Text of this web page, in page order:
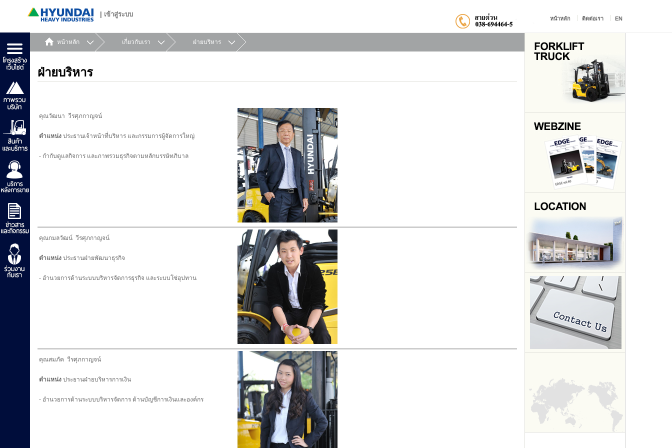
เข้าสู่ระบบ
หน้าหลัก ติดต่อเรา EN
หน้าหลัก เกี่ยวกับเรา ฝ่ายบริหาร
ฝ่ายบริหาร
คุณวัฒนา วีรศุภกาญจน์
ตำแหน่ง ประธานเจ้าหน้าที่บริหาร และกรรมการผู้จัดการใหญ่
- กำกับดูแลกิจการ และภาพรวมธุรกิจตามหลักบรรษัทภิบาล
คุณกมลวัฒน์ วีรศุภกาญจน์
ตำแหน่ง ประธานฝ่ายพัฒนาธุรกิจ
- อำนวยการด้านระบบบริหารจัดการธุรกิจ และระบบโซ่อุปทาน
คุณสมภัค วีรศุภกาญจน์
ตำแหน่ง ประธานฝ่ายบริหารการเงิน
- อำนวยการด้านระบบบริหารจัดการ ด้านบัญชีการเงินและองค์กร